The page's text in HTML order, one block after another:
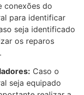
conexões do
para identificar
seja identificado
os reparos
Caso o
seja equipado